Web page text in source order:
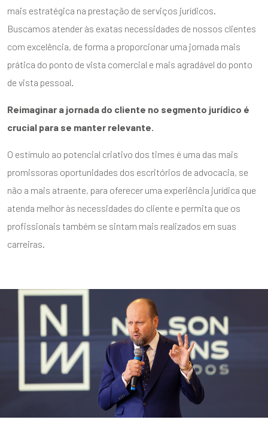
mais estratégica na prestação de serviços jurídicos.
Buscamos atender às exatas necessidades de nossos clientes
com excelência, de forma a proporcionar uma jornada mais
prática do ponto de vista comercial e mais agradável do ponto
de vista pessoal.
Reimaginar a jornada do cliente no segmento jurídico é
crucial para se manter relevante.
O estímulo ao potencial criativo dos times é uma das mais
promissoras oportunidades dos escritórios de advocacia, se
não a mais atraente, para oferecer uma experiência jurídica que
atenda melhor às necessidades do cliente e permita que os
profissionais também se sintam mais realizados em suas
carreiras.